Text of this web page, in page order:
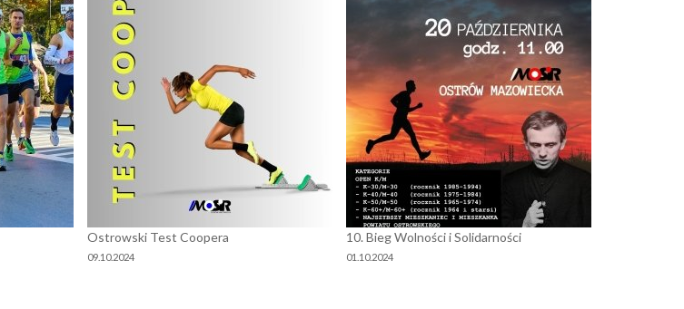
Ostrowski Test Coopera
09.10.2024
10. Bieg Wolności i Solidarności
01.10.2024